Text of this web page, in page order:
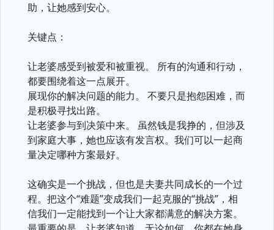
助，让她感到安心。
关键点：
让老婆感受到被爱和被重视。 所有的沟通和行动，
都要围绕着这一点展开。
展现你的解决问题的能力。 不要只是抱怨困难，而
是积极寻找出路。
让老婆参与到决策中来。 虽然钱是我挣的，但涉及
到家庭大事，她也应该有发言权。我们可以一起商
量决定哪种方案最好。
这确实是一个挑战，但也是夫妻共同成长的一个过
程。把这个“难题”变成我们一起克服的“挑战”，相
信我们一定能找到一个让大家都满意的解决方案。